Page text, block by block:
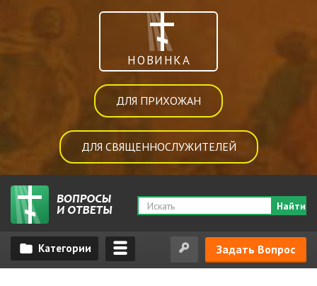
НОВИНКА
ДЛЯ ПРИХОЖАН
ДЛЯ СВЯЩЕННОСЛУЖИТЕЛЕЙ
Найти
Задать Вопрос